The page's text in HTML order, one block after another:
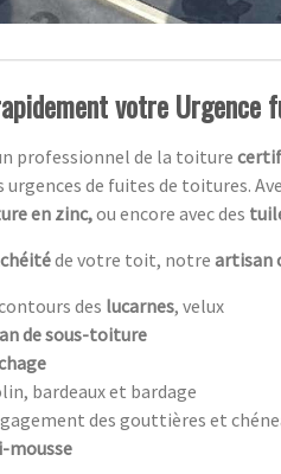
votre Urgence
professionnel de la toiture c
urgences de fuites de toitures.
en zinc,ou encore avec des
de votre toit, notre artisan
des lucarnes, velux
de sous-toiture
bardeaux et bardage
des gouttières et
mousse